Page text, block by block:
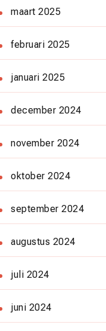
maart 2025
februari 2025
januari 2025
december 2024
november 2024
oktober 2024
september 2024
augustus 2024
juli 2024
juni 2024